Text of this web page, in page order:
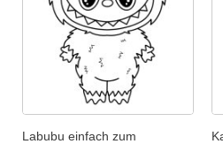
Labubu einfach zum